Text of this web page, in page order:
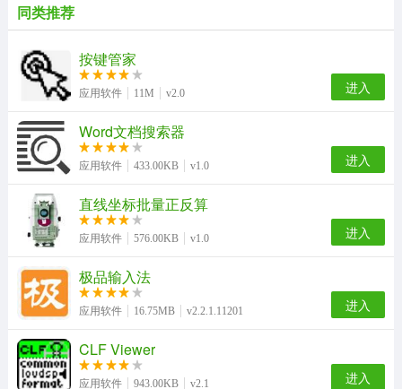
同类推荐
按键管家
应用软件 11M v2.0 进入
Word文档搜索器
应用软件 433.00KB v1.0 进入
直线坐标批量正反算
应用软件 576.00KB v1.0 进入
极品输入法
应用软件 16.75MB v2.2.1.11201 进入
CLF Viewer
应用软件 943.00KB v2.1 进入